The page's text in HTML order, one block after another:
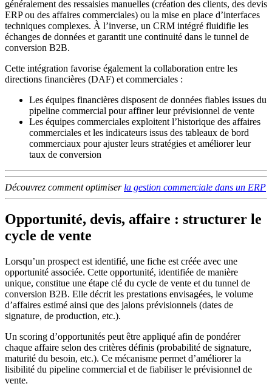
généralement des ressaisies manuelles (création des clients, des devis
ERP ou des affaires commerciales) ou la mise en place d’interfaces
techniques complexes. À l’inverse, un CRM intégré fluidifie les
échanges de données et garantit une continuité dans le tunnel de
conversion B2B.
Cette intégration favorise également la collaboration entre les
directions financières (DAF) et commerciales :
Les équipes financières disposent de données fiables issues du
pipeline commercial pour affiner leur prévisionnel de vente
Les équipes commerciales exploitent l’historique des affaires
commerciales et les indicateurs issus des tableaux de bord
commerciaux pour ajuster leurs stratégies et améliorer leur
taux de conversion
Découvrez comment optimiser la gestion commerciale dans un ERP
Opportunité, devis, affaire : structurer le
cycle de vente
Lorsqu’un prospect est identifié, une fiche est créée avec une
opportunité associée. Cette opportunité, identifiée de manière
unique, constitue une étape clé du cycle de vente et du tunnel de
conversion B2B. Elle décrit les prestations envisagées, le volume
d’affaires estimé ainsi que des jalons prévisionnels (dates de
signature, de production, etc.).
Un scoring d’opportunités peut être appliqué afin de pondérer
chaque affaire selon des critères définis (probabilité de signature,
maturité du besoin, etc.). Ce mécanisme permet d’améliorer la
lisibilité du pipeline commercial et de fiabiliser le prévisionnel de
vente.